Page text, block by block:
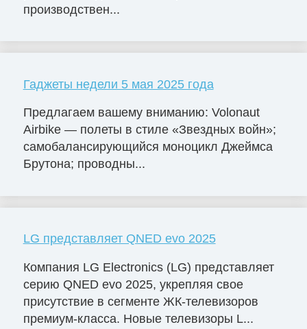
производствен...
Гаджеты недели 5 мая 2025 года
Предлагаем вашему вниманию: Volonaut
Airbike — полеты в стиле «Звездных войн»;
самобалансирующийся моноцикл Джеймса
Брутона; проводны...
LG представляет QNED evo 2025
Компания LG Electronics (LG) представляет
серию QNED evo 2025, укрепляя свое
присутствие в сегменте ЖК-телевизоров
премиум-класса. Новые телевизоры L...